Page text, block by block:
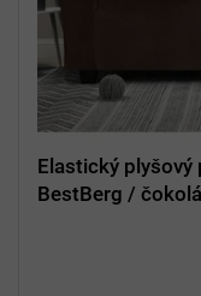
Elastický plyšový
BestBerg /